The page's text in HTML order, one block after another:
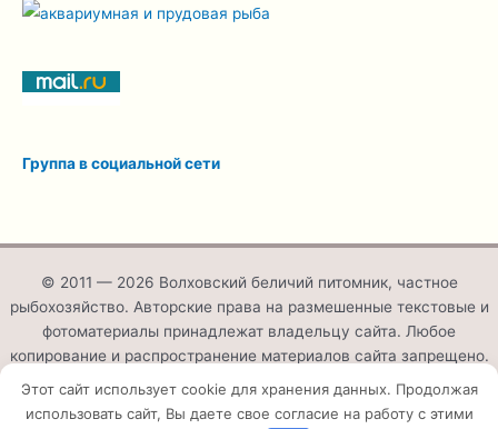
с
Группа в социальной сети
© 2011 — 2026 Волховский беличий питомник, частное
рыбохозяйство. Авторские права на размешенные текстовые и
фотоматериалы принадлежат владельцу сайта. Любое
копирование и распространение материалов сайта запрещено.
Разработка и поддержка сайта —ДО-РЕ
Этот сайт использует cookie для хранения данных. Продолжая
использовать сайт, Вы даете свое согласие на работу с этими